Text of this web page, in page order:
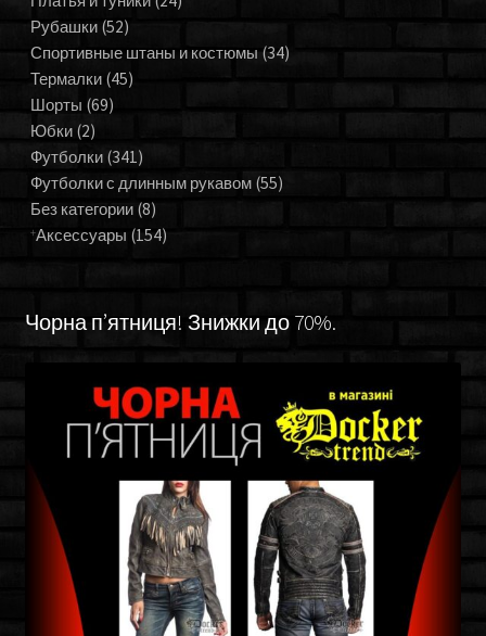
Рубашки (52)
Спортивные штаны и костюмы (34)
Термалки (45)
Шорты (69)
Юбки (2)
Футболки (341)
Футболки с длинным рукавом (55)
Без категории (8)
Аксессуары (154)
Чорна п’ятниця! Знижки до 70%.